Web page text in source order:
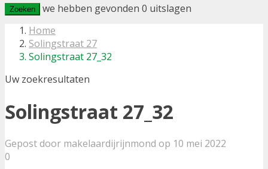
Zoeken we hebben gevonden 0 uitslagen
Home
Solingstraat 27
Solingstraat 27_32
Uw zoekresultaten
Solingstraat 27_32
Gepost door makelaardijrijnmond op 10 mei 2022
0